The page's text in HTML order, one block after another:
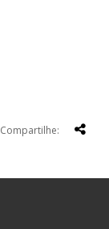
Compartilhe: